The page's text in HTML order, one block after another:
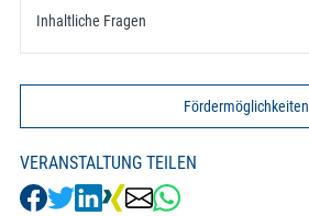
Inhaltliche Fragen
Fördermöglichkeiten
VERANSTALTUNG TEILEN